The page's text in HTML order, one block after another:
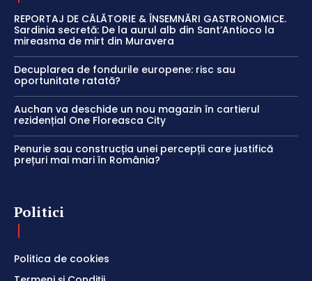
REPORTAJ DE CĂLĂTORIE & ÎNSEMNĂRI GASTRONOMICE.
Sardinia secretă: De la aurul alb din Sant’Antioco la
mireasma de mirt din Muravera
Decuplarea de fondurile europene: risc sau
oportunitate ratată?
Auchan va deschide un nou magazin în cartierul
rezidențial One Floreasca City
Penurie sau construcția unei percepții care justifică
prețuri mai mari în România?
Politici
Politica de cookies